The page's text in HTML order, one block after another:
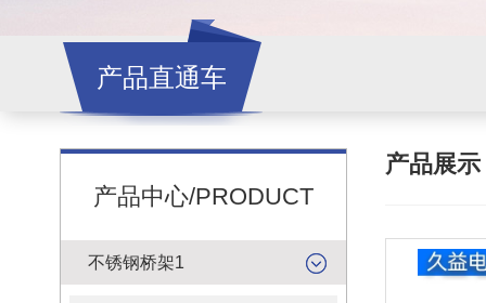
产品直通车
产品中心/PRODUCT
不锈钢桥架1
产品展示